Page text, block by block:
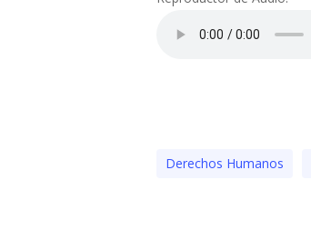
Derechos Humanos